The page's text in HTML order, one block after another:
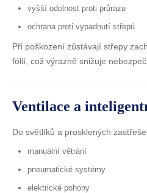
vyšší odolnost proti průrazu
ochrana proti vypadnutí střepů
Při poškození zůstávají střepy
fólií, což výrazně snižuje
Ventilace a
Do světlíků a prosklených
manuální větrání
pneumatické systémy
elektrické pohony